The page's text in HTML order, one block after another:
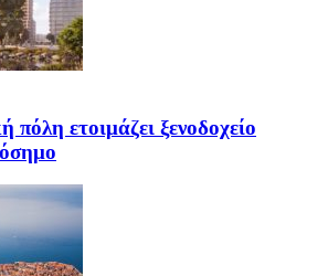
ετοιμάζει ξενοδοχείο